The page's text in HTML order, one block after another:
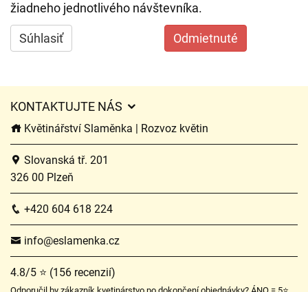
žiadneho jednotlivého návštevníka.
Súhlasiť Odmietnuté
KONTAKTUJTE NÁS
Květinářství Slaměnka | Rozvoz květin
Slovanská tř. 201
326 00 Plzeň
+420 604 618 224
info@eslamenka.cz
4.8/5 ⭐ (156 recenzií)